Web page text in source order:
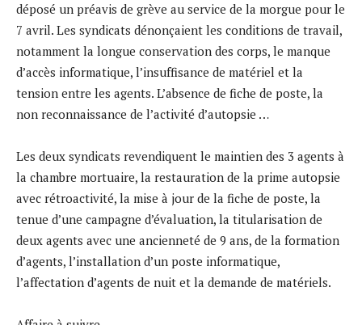
déposé un préavis de grève au service de la morgue pour le
7 avril. Les syndicats dénonçaient les conditions de travail,
notamment la longue conservation des corps, le manque
d’accès informatique, l’insuffisance de matériel et la
tension entre les agents. L’absence de fiche de poste, la
non reconnaissance de l’activité d’autopsie …
Les deux syndicats revendiquent le maintien des 3 agents à
la chambre mortuaire, la restauration de la prime autopsie
avec rétroactivité, la mise à jour de la fiche de poste, la
tenue d’une campagne d’évaluation, la titularisation de
deux agents avec une ancienneté de 9 ans, de la formation
d’agents, l’installation d’un poste informatique,
l’affectation d’agents de nuit et la demande de matériels.